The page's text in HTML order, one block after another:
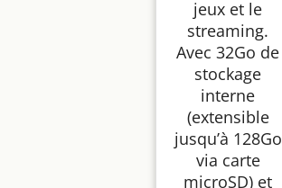
jeux et le
streaming.
Avec 32Go de
stockage
interne
(extensible
jusqu’à 128Go
via carte
microSD) et